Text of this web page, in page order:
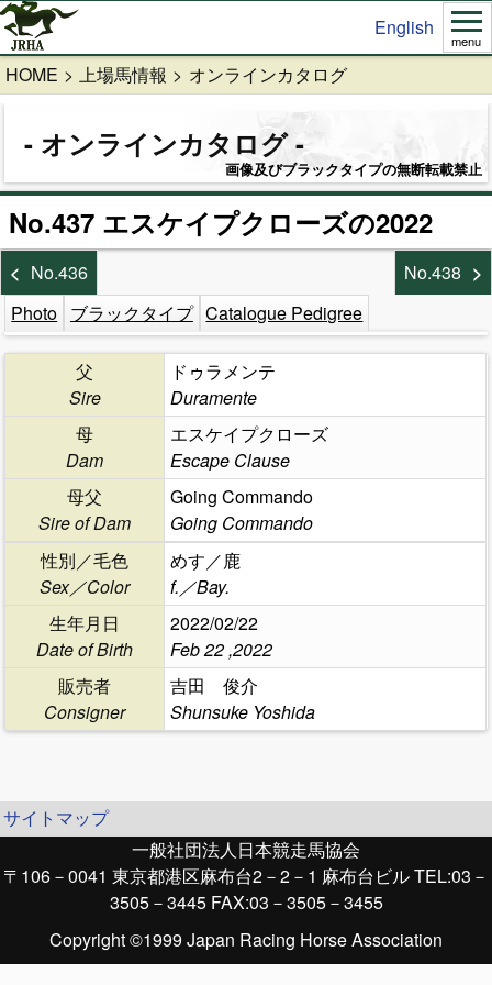
English
menu
HOME 上場馬情報 オンラインカタログ
オンラインカタログ
画像及びブラックタイプの無断転載禁止
No.437 エスケイプクローズの2022
No.436
No.438
Photo ブラックタイプ Catalogue Pedigree
父
Sire
ドゥラメンテ
Duramente
母
Dam
エスケイプクローズ
Escape Clause
母父
Sire of Dam
Going Commando
Going Commando
性別／毛色
Sex／Color
めす／鹿
f.／Bay.
生年月日
Date of Birth
2022/02/22
Feb 22 ,2022
販売者
Consigner
吉田 俊介
Shunsuke Yoshida
サイトマップ
一般社団法人日本競走馬協会
〒106－0041 東京都港区麻布台2－2－1 麻布台ビル TEL:03－
3505－3445 FAX:03－3505－3455
Copyright ©1999 Japan Racing Horse Association